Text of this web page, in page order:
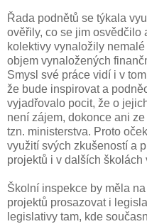
Řada podnětů se týkala
ověřily, co se jim osvědčilo
kolektivy vynaložily
objem vynaložených
Smysl své práce vidí i v
že bude inspirovat a
vyjadřovalo pocit, že o
není zájem, dokonce ani
tzn. ministerstva. Proto
využití svých zkušeností a
projektů i v dalších školách
Školní inspekce by měla
projektů prosazovat i
legislativy tam, kde